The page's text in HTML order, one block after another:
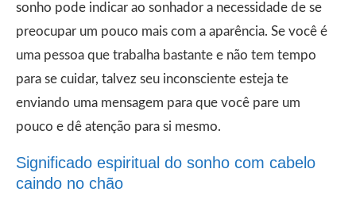
sonho pode indicar ao sonhador a necessidade de se
preocupar um pouco mais com a aparência. Se você é
uma pessoa que trabalha bastante e não tem tempo
para se cuidar, talvez seu inconsciente esteja te
enviando uma mensagem para que você pare um
pouco e dê atenção para si mesmo.
Significado espiritual do sonho com cabelo
caindo no chão